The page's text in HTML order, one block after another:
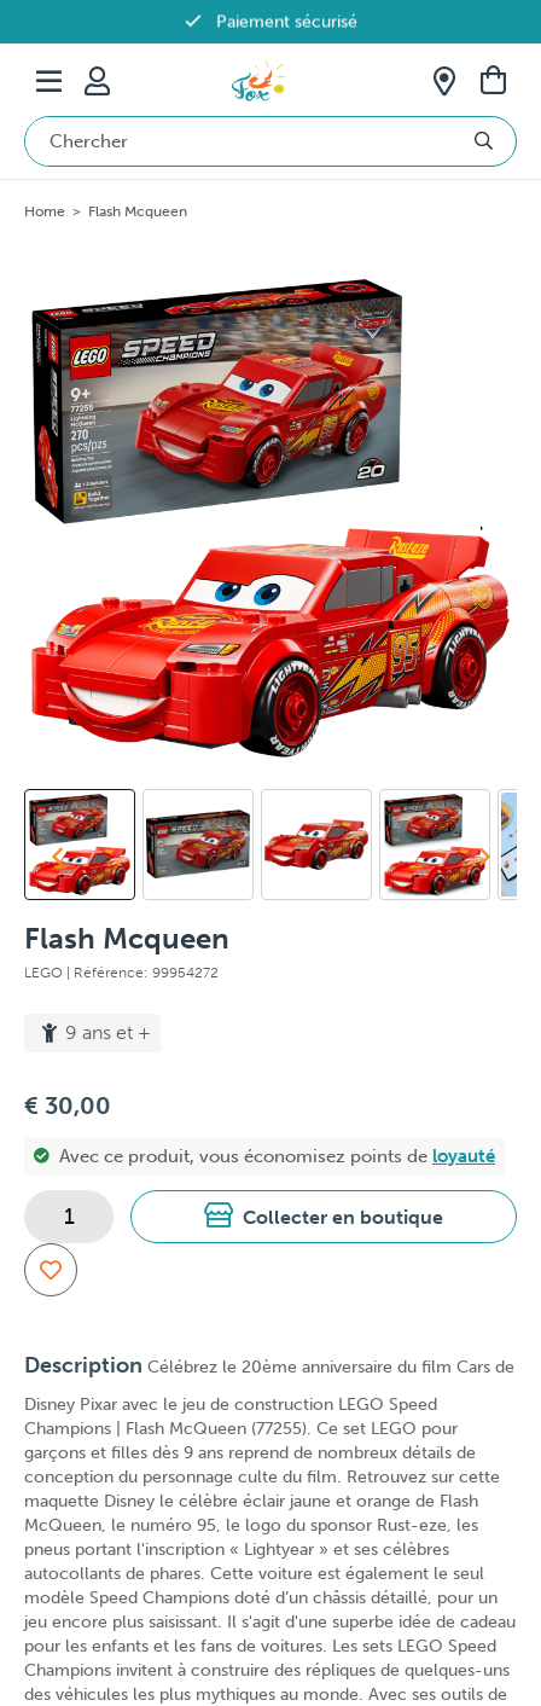
Paiement sécurisé
Livraison offerte dès 69€ en Belgique
Home > Flash Mcqueen
Flash Mcqueen
LEGO | Référence: 99954272
9 ans et +
€ 30,00
Avec ce produit, vous économisez points de loyauté
Collecter en boutique
Description Célébrez le 20ème anniversaire du film Cars de
Disney Pixar avec le jeu de construction LEGO Speed
Champions | Flash McQueen (77255). Ce set LEGO pour
garçons et filles dès 9 ans reprend de nombreux détails de
conception du personnage culte du film. Retrouvez sur cette
maquette Disney le célèbre éclair jaune et orange de Flash
McQueen, le numéro 95, le logo du sponsor Rust-eze, les
pneus portant l'inscription « Lightyear » et ses célèbres
autocollants de phares. Cette voiture est également le seul
modèle Speed Champions doté d’un châssis détaillé, pour un
jeu encore plus saisissant. Il s'agit d'une superbe idée de cadeau
pour les enfants et les fans de voitures. Les sets LEGO Speed
Champions invitent à construire des répliques de quelques-uns
des véhicules les plus mythiques au monde. Avec ses outils de